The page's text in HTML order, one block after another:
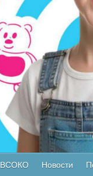
ВСОКО Новости